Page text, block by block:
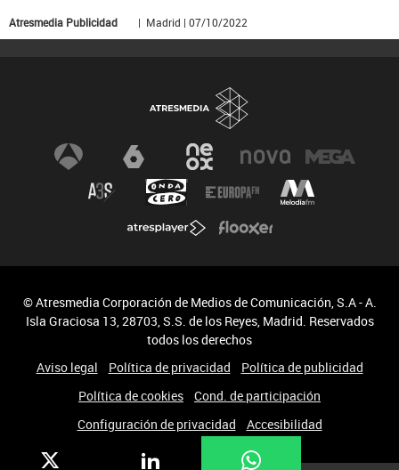
Atresmedia Publicidad | Madrid | 07/10/2022
© Atresmedia Corporación de Medios de Comunicación, S.A - A.
Isla Graciosa 13, 28703, S.S. de los Reyes, Madrid. Reservados
todos los derechos
Aviso legal
Política de privacidad
Política de publicidad
Política de cookies
Cond. de participación
Configuración de privacidad
Accesibilidad